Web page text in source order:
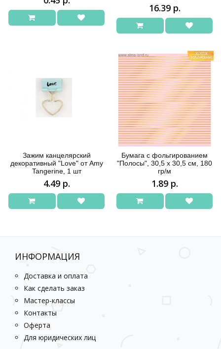
16.39 р.
Зажим канцелярский
декоративный "Love" от Amy
Tangerine, 1 шт
4.49 р.
Бумага с фольгированием
"Полосы", 30,5 х 30,5 см, 180
гр/м
1.89 р.
ИНФОРМАЦИЯ
Доставка и оплата
Как сделать заказ
Мастер-классы
Контакты
Оферта
Для юридических лиц